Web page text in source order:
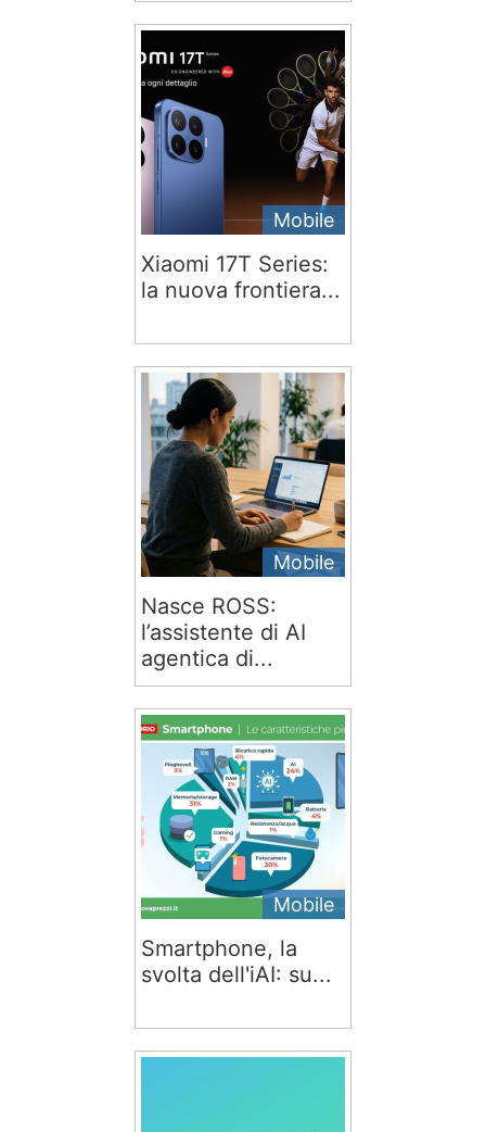
Mobile
Xiaomi 17T Series:
la nuova frontiera...
Mobile
Nasce ROSS:
l’assistente di AI
agentica di...
Mobile
Smartphone, la
svolta dell'iAI: su...